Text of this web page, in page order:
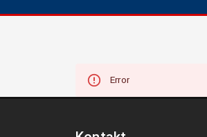
Error